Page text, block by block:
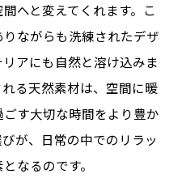
よい生活空間の作り方
ー家具としての国産家
なす快適な生活空間
らしを支える国産家具
へと変えてくれます。こ
ながらも洗練されたデザ
アにも自然と溶け込みま
る天然素材は、空間に暖
す大切な時間をより豊か
が、日常の中でのリラッ
なるのです。